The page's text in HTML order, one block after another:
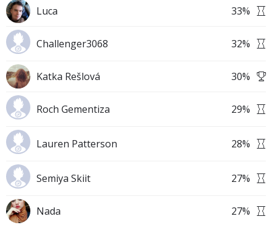
Luca 33%
Challenger3068 32%
Katka Rešlová 30%
Roch Gementiza 29%
Lauren Patterson 28%
Semiya Skiit 27%
Nada 27%